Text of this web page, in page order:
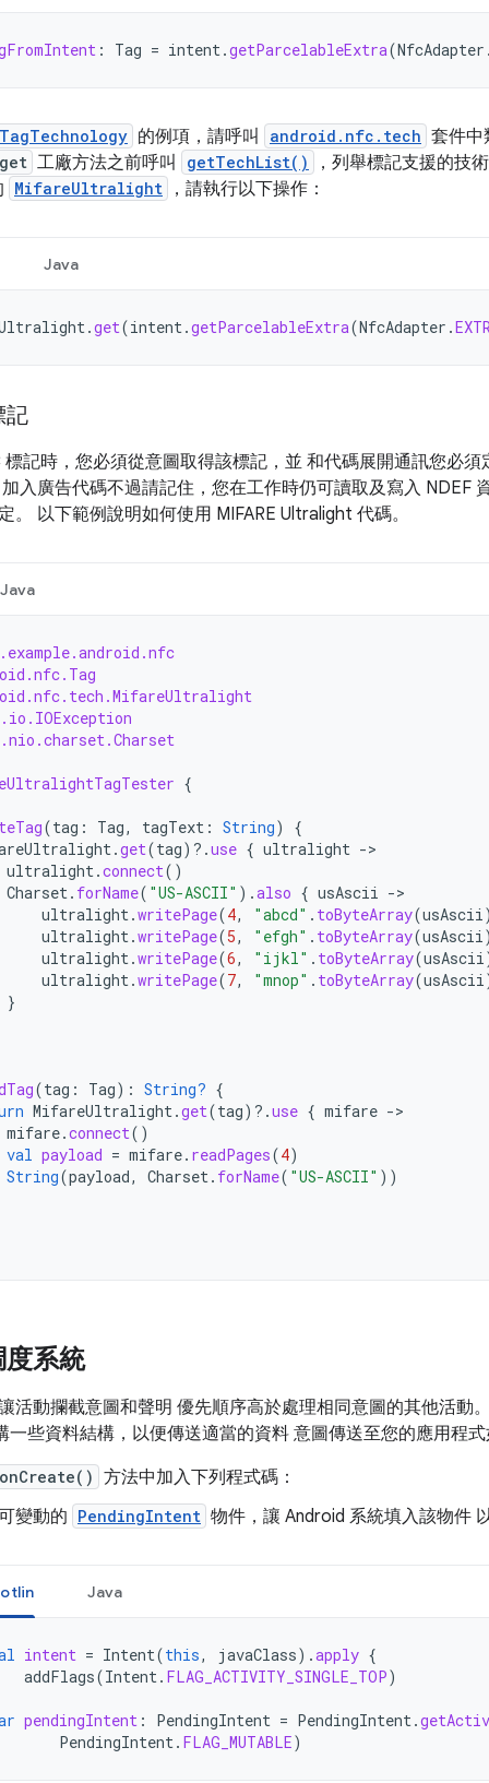
: Tag = intent.getParcelableExtra(NfcAdapter
TagTechnology 的例項，請呼叫 android.nfc.tech 套件
get 工廠方法之前呼叫 getTechList()
，列舉標記支援的技
MifareUltralight ，請執行以下操作：
Java
.get(intent.getParcelableExtra(NfcAdapter .
記
標記時，您必須從意圖取得該標記，並 和代碼展開通訊您必
入廣告代碼不過請記住，您在工作時仍可讀取及寫入 NDEF
。 以下範例說明如何使用 MIFARE Ultralight 代碼。
Java
{
(tag : Tag, tagText : String)
{
.get(tag) ?.use { ultralight -
ultralight.connect()
Charset. forName( "US-ASCII" ).also { usAscii -
ultralight.writePage(4, "abcd" . toByteArray(usAscii
ultralight.writePage(5, "efgh" . toByteArray(usAscii
ultralight.writePage(6, "ijkl" . toByteArray(usAscii
ultralight.writePage(7, "mnop" . toByteArray(usAscii
}
(tag : Tag): String? {
MifareUltralight.get(tag) ?.use { mifare -
mifare.connect()
val payload = mifare. readPages(4)
String(payload, Charset. forName( "US-ASCII" ))
系統
活動攔截意圖和聲明 優先順序高於處理相同意圖的其他活動
一些資料結構，以便傳送適當的資料 意圖傳送至您的應用程
onCreate() 方法中加入下列程式碼：
變動的 PendingIntent 物件，讓 Android 系統填入該物件
Java
intent = Intent(this, javaClass).apply {
addFlags(Intent. FLAG_ACTIVITY_SINGLE_TOP)
pendingIntent : PendingIntent = PendingIntent.
PendingIntent. FLAG_MUTABLE)